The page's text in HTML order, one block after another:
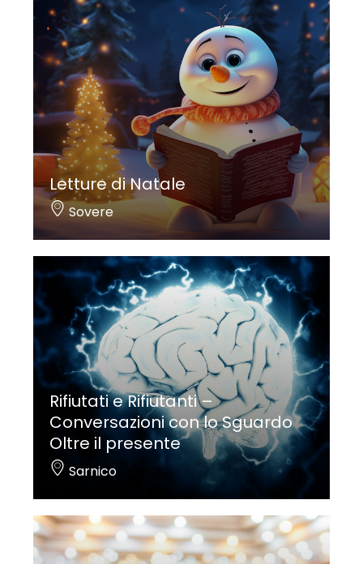
Letture di Natale
Sovere
Rifiutati e Rifiutanti –
Conversazioni con lo Sguardo
Oltre il presente
Sarnico